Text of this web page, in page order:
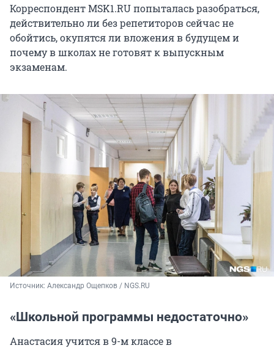
Корреспондент MSK1.RU попыталась разобраться,
действительно ли без репетиторов сейчас не
обойтись, окупятся ли вложения в будущем и
почему в школах не готовят к выпускным
экзаменам.
Источник: Александр Ощепков / NGS.RU
«Школьной программы недостаточно»
Анастасия учится в 9-м классе в